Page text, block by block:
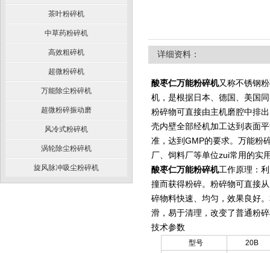
茶叶粉碎机
中草药粉碎机
高效粗碎机
超微粉碎机
万能除尘粉碎机
超微粉碎振动磨
风冷式粉碎机
涡轮除尘粉碎机
旋风脉冲吸尘粉碎机
详细资料：
酸枣仁万能粉碎机又称不锈钢
机，是根据日本、德国、美国
粉碎物可直接由主机磨腔中排
壳内壁全部经机加工达到表面
准，达到GMP的要求。万能粉
厂、饲料厂等单位zui常用的实
酸枣仁万能粉碎机工作原理：
撞而获得粉碎。粉碎物可直接
碎物料快速、均匀，效果良好
滑，易于清理，改变了普通粉
技术参数
型号
20B